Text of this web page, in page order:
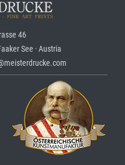
46
See · Austria